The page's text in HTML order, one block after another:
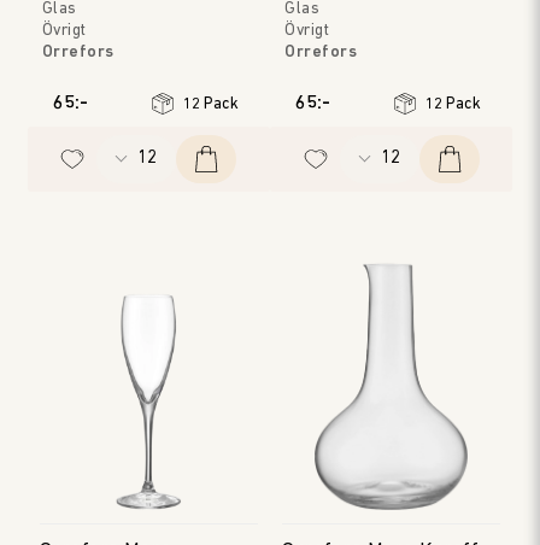
Glas
Övrigt
Orrefors
65:- 12 Pack
Glas
Övrigt
Orrefors
65:- 12 Pack